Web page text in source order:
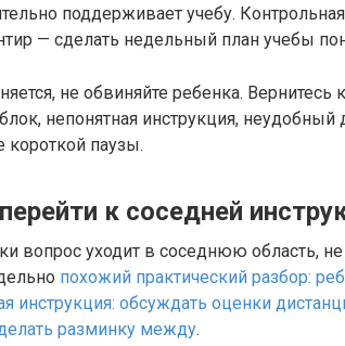
поддерживает учебу.
— сделать недельный план учебы
не обвиняйте ребенка.
непонятная инструкция, неудобный
короткой паузы.
к соседней
вопрос уходит в соседнюю область,
похожий практический разбор:
инструкция: обсуждать оценки
разминку между.